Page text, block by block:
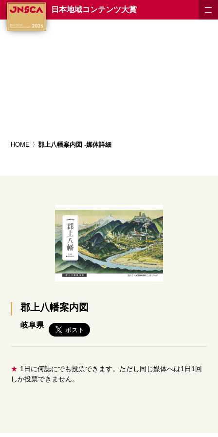
日本地域コンテンツ大賞
HOME 郡上八幡案内図 -媒体詳細
郡上八幡案内図
岐阜県
★ 1日に何誌にでも投票できます。ただし同じ媒体へは1日1回
しか投票できません。